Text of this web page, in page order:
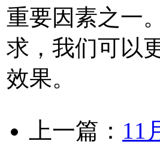
重要因素之一
求，我们可以
效果。
上一篇： 11